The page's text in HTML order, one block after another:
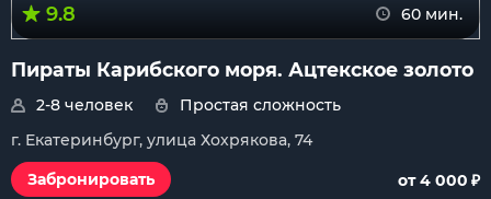
9.8 60 мин.
Пираты Карибского моря. Ацтекское золото
2-8 человек
Простая сложность
г. Екатеринбург, улица Хохрякова, 74
Забронировать
от 4 000 ₽